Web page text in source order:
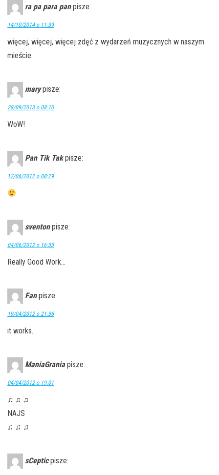
ra pa para pan pisze:
14/10/2014 o 11:39
więcej, więcej, więcej zdęć z wydarzeń muzycznych w naszym
mieście.
mary pisze:
28/09/2013 o 08:10
WoW!
Pan Tik Tak pisze:
17/06/2012 o 08:29
sventon pisze:
04/06/2012 o 16:33
Really Good Work…
Fan pisze:
19/04/2012 o 21:36
it works.
ManiaGrania pisze:
04/04/2012 o 19:01
♫ ♫ ♫
NAJS
♫ ♫ ♫
sCeptic pisze: